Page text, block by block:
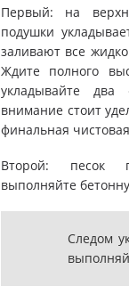
Первый: на
подушки
заливают все
Ждите полного
укладывайте два
внимание стоит
финальная
Второй: песок
выполняйте
Следом